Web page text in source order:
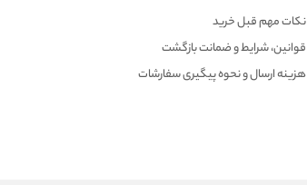
نکات مهم قبل خرید
قوانین، شرایط و ضمانت بازگشت
هزينه ارسال و نحوه پیگیری سفارشات